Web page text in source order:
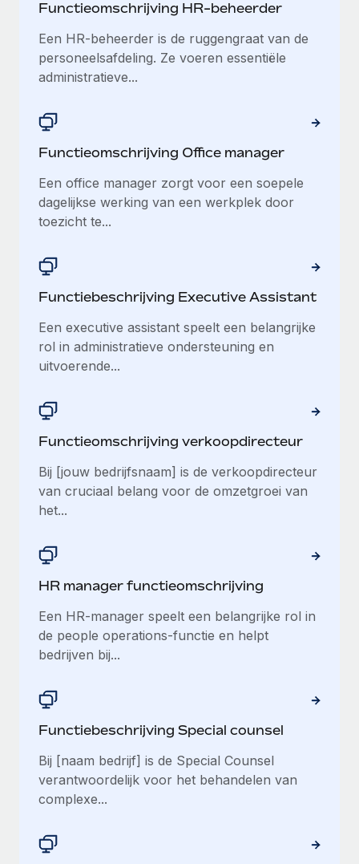
Functieomschrijving HR-beheerder
Een HR-beheerder is de ruggengraat van de
personeelsafdeling. Ze voeren essentiële
administratieve...
Functieomschrijving Office manager
Een office manager zorgt voor een soepele
dagelijkse werking van een werkplek door
toezicht te...
Functiebeschrijving Executive Assistant
Een executive assistant speelt een belangrijke
rol in administratieve ondersteuning en
uitvoerende...
Functieomschrijving verkoopdirecteur
Bij [jouw bedrijfsnaam] is de verkoopdirecteur
van cruciaal belang voor de omzetgroei van
het...
HR manager functieomschrijving
Een HR-manager speelt een belangrijke rol in
de people operations-functie en helpt
bedrijven bij...
Functiebeschrijving Special counsel
Bij [naam bedrijf] is de Special Counsel
verantwoordelijk voor het behandelen van
complexe...